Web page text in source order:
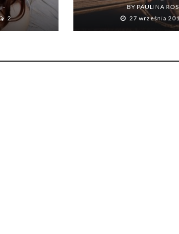
2
BYPAULINA
27 września